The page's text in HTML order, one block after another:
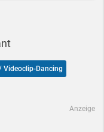
Videoclip-Dancing
Anzeige